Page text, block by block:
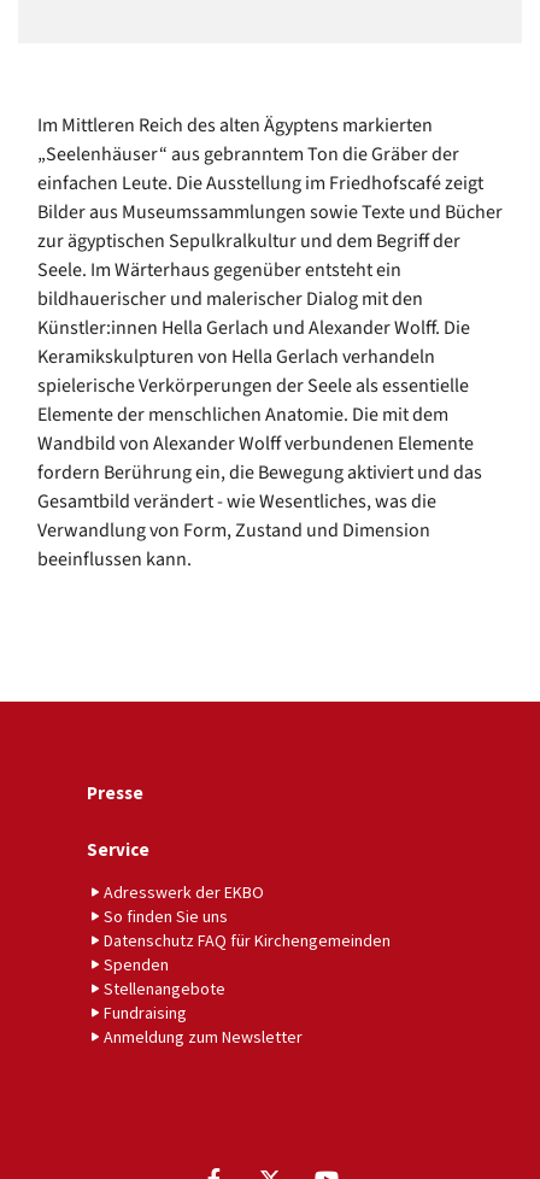
Im Mittleren Reich des alten Ägyptens markierten
„Seelenhäuser“ aus gebranntem Ton die Gräber der
einfachen Leute. Die Ausstellung im Friedhofscafé zeigt
Bilder aus Museumssammlungen sowie Texte und Bücher
zur ägyptischen Sepulkralkultur und dem Begriff der
Seele. Im Wärterhaus gegenüber entsteht ein
bildhauerischer und malerischer Dialog mit den
Künstler:innen Hella Gerlach und Alexander Wolff. Die
Keramikskulpturen von Hella Gerlach verhandeln
spielerische Verkörperungen der Seele als essentielle
Elemente der menschlichen Anatomie. Die mit dem
Wandbild von Alexander Wolff verbundenen Elemente
fordern Berührung ein, die Bewegung aktiviert und das
Gesamtbild verändert - wie Wesentliches, was die
Verwandlung von Form, Zustand und Dimension
beeinflussen kann.
Presse
Service
Adresswerk der EKBO
So finden Sie uns
Datenschutz FAQ für Kirchengemeinden
Spenden
Stellenangebote
Fundraising
Anmeldung zum Newsletter